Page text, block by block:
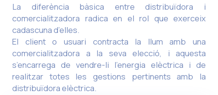
La diferència bàsica entre distribuïdora i
comercialitzadora radica en el rol que exerceix
cadascuna d’elles.
El client o usuari contracta la llum amb una
comercialitzadora a la seva elecció, i aquesta
s’encarrega de vendre-li l’energia elèctrica i de
realitzar totes les gestions pertinents amb la
distribuïdora elèctrica.